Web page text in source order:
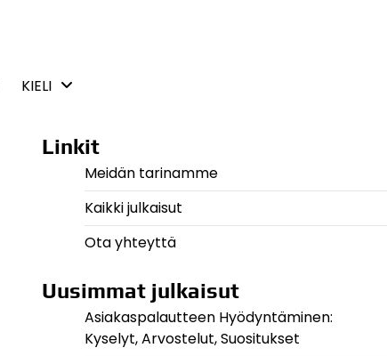
KIELI
Linkit
Meidän tarinamme
Kaikki julkaisut
Ota yhteyttä
Uusimmat julkaisut
Asiakaspalautteen Hyödyntäminen:
Kyselyt, Arvostelut, Suositukset